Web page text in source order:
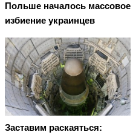
Польше началось массовое
избиение украинцев
Заставим раскаяться: